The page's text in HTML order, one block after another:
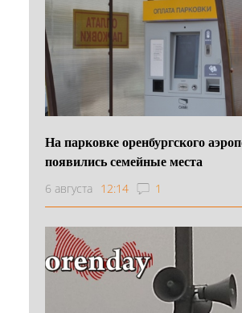
На парковке оренбургского
появились семейные места
6 августа 12:14 1